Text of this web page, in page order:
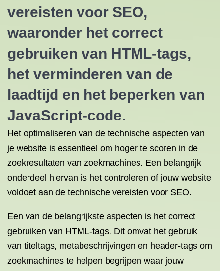
vereisten voor SEO,
waaronder het correct
gebruiken van HTML-tags,
het verminderen van de
laadtijd en het beperken van
JavaScript-code.
Het optimaliseren van de technische aspecten van
je website is essentieel om hoger te scoren in de
zoekresultaten van zoekmachines. Een belangrijk
onderdeel hiervan is het controleren of jouw website
voldoet aan de technische vereisten voor SEO.
Een van de belangrijkste aspecten is het correct
gebruiken van HTML-tags. Dit omvat het gebruik
van titeltags, metabeschrijvingen en header-tags om
zoekmachines te helpen begrijpen waar jouw